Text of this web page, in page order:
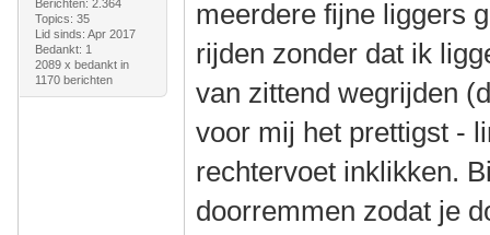
Berichten: 2.364
Topics: 35
Lid sinds: Apr 2017
Bedankt: 1
2089 x bedankt in
1170 berichten
meerdere fijne liggers
rijden zonder dat ik
van zittend wegrijden
voor mij het prettigst -
rechtervoet inklikken.
doorremmen zodat je